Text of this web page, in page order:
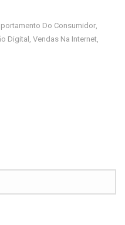
Do Consumidor,
Digital , Vendas Na Internet,